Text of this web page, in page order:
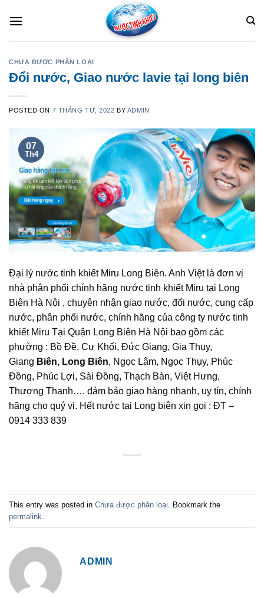
CHƯA ĐƯỢC PHÂN LOẠI
Đổi nước, Giao nước lavie tại long biên
POSTED ON 7 THÁNG TƯ, 2022 BY ADMIN
07
Th4
Đại lý nước tinh khiết Miru Long Biên. Anh Việt là đơn vị
nhà phân phối chính hãng nước tinh khiết Miru tại Long
Biên Hà Nội , chuyên nhận giao nước, đổi nước, cung cấp
nước, phân phối nước, chính hãng của công ty nước tinh
khiết Miru Tại Quận Long Biên Hà Nội bao gồm các
phường : Bồ Đề, Cự Khối, Đức Giang, Gia Thụy,
Giang Biên, Long Biên, Ngọc Lâm, Ngọc Thụy, Phúc
Đồng, Phúc Lợi, Sài Đồng, Thạch Bàn, Việt Hưng,
Thượng Thanh…. đảm bảo giao hàng nhanh, uy tín, chính
hãng cho quý vị. Hết nước tại Long biên xin gọi : ĐT –
0914 333 839
This entry was posted in Chưa được phân loại . Bookmark the
permalink
ADMIN